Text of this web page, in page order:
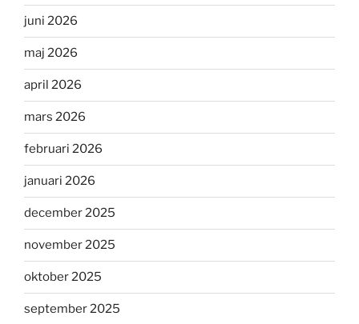
juni 2026
maj 2026
april 2026
mars 2026
februari 2026
januari 2026
december 2025
november 2025
oktober 2025
september 2025